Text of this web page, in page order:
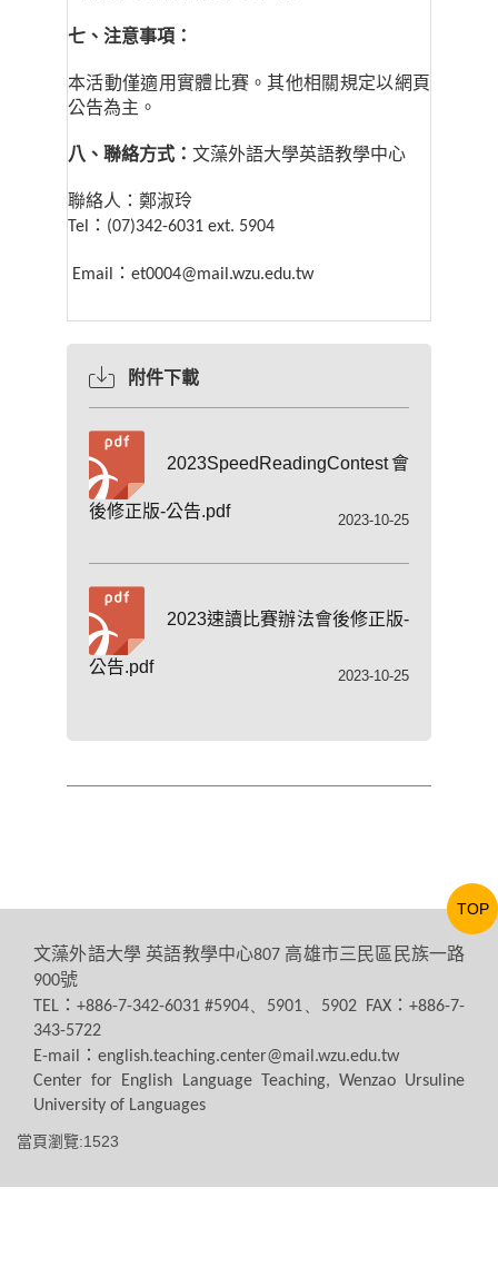
七、注意事項：
本活動僅適用實體比賽。其他相關規定以網頁
公告為主。
八、聯絡方式： 文藻外語大學英語教學中心
聯絡人：鄭淑玲
Tel ： (07)342-6031 ext. 5904
Email ： et0004@mail.wzu.edu.tw
附件下載
2023SpeedReadingContest會
後修正版-公告.pdf 2023-10-25
2023速讀比賽辦法會後修正版-
公告.pdf 2023-10-25
文藻外語大學 英語教學中心807 高雄市三民區民族一路
900號
TEL ：+886-7-342-6031 #5904、5901、5902 FAX：+886-7-
343-5722
E-mail
： english.teaching.center@mail.wzu.edu.tw
Center for English Language Teaching, Wenzao Ursuline
University of Languages
當頁瀏覽:1523
TOP